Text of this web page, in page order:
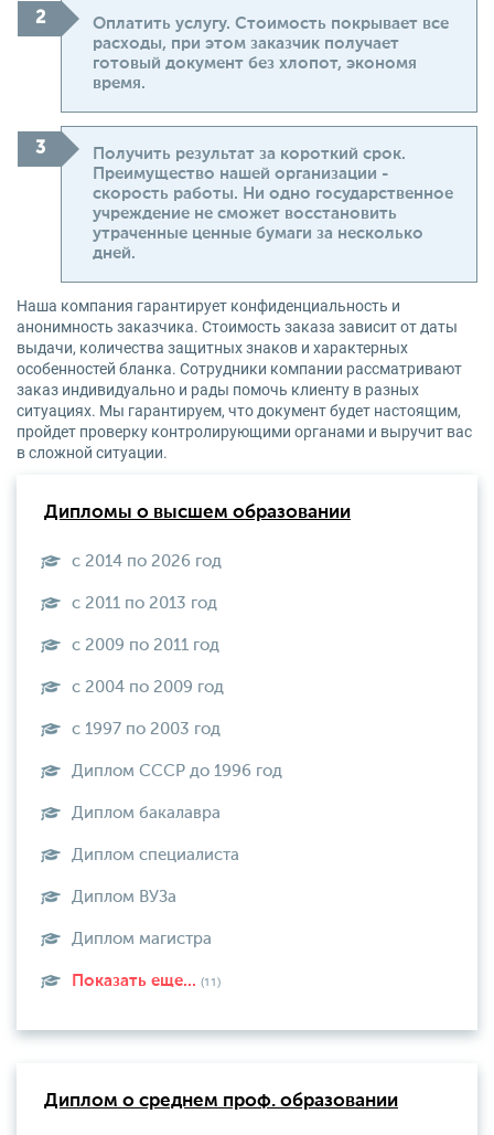
Оплатить услугу. Стоимость покрывает все
расходы, при этом заказчик получает
готовый документ без хлопот, экономя
время.
Получить результат за короткий срок.
Преимущество нашей организации -
скорость работы. Ни одно государственное
учреждение не сможет восстановить
утраченные ценные бумаги за несколько
дней.
Наша компания гарантирует конфиденциальность и
анонимность заказчика. Стоимость заказа зависит от даты
выдачи, количества защитных знаков и характерных
особенностей бланка. Сотрудники компании рассматривают
заказ индивидуально и рады помочь клиенту в разных
ситуациях. Мы гарантируем, что документ будет настоящим,
пройдет проверку контролирующими органами и выручит вас
в сложной ситуации.
Дипломы о высшем образовании
с 2014 по 2026 год
с 2011 по 2013 год
с 2009 по 2011 год
с 2004 по 2009 год
с 1997 по 2003 год
Диплом СССР до 1996 год
Диплом бакалавра
Диплом специалиста
Диплом ВУЗа
Диплом магистра
Показать еще... (11)
Диплом о среднем проф. образовании